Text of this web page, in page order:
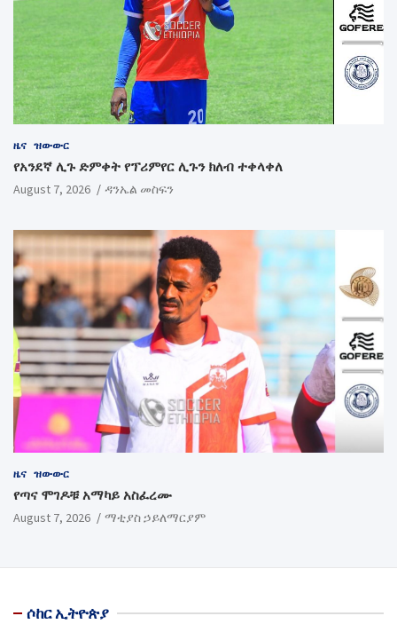
ዜና ዝውውር
የአንደኛ ሊጉ ድምቀት የፕሪምየር ሊጉን ክለብ ተቀላቀለ
August 7, 2026 ዳንኤል መስፍን
ዜና ዝውውር
የጣና ሞገዶቹ አማካይ አስፈረሙ
August 7, 2026 ማቲያስ ኃይለማርያም
ሶከር ኢትዮጵያ